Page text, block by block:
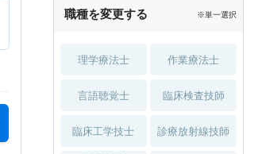
職種を変更する ※単一選択
理学療法士 作業療法士
言語聴覚士 臨床検査技師
臨床工学技士 診療放射線技師